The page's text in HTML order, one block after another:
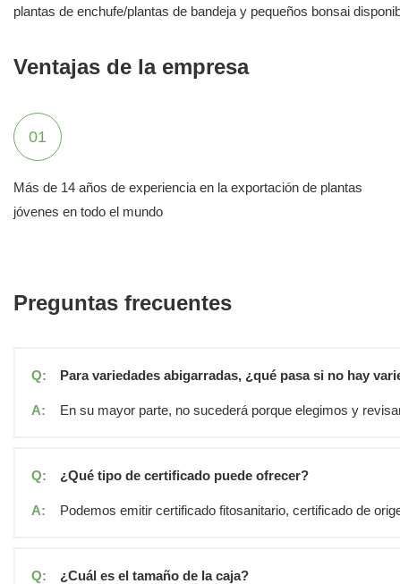
plantas de enchufe/plantas de bandeja y pequeños bonsai
Ventajas de la empresa
01
Más de 14 años de experiencia en la exportación de plantas
jóvenes en todo el mundo
Preguntas frecuentes
Q: Para variedades abigarradas, ¿qué pasa si no hay
A: En su mayor parte, no sucederá porque elegimos y
Q: ¿Qué tipo de certificado puede ofrecer?
A: Podemos emitir certificado fitosanitario, certificado de
Q: ¿Cuál es el tamaño de la caja?